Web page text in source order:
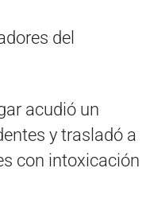
del
acudió un
y trasladó a
con intoxicación